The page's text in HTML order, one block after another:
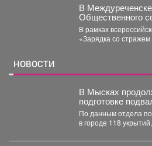
В
Общественного
полицейские
для детей из
пребывания
В рамках
«Зарядка со
НОВОСТИ
В Мысках
подготовке
заглубленных
населения на
чрезвычайных
По данным отдела
в городе 118